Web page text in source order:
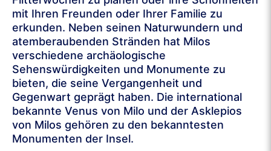
mit Ihren Freunden oder Ihrer Familie zu
erkunden. Neben seinen Naturwundern und
atemberaubenden Stränden hat Milos
verschiedene archäologische
Sehenswürdigkeiten und Monumente zu
bieten, die seine Vergangenheit und
Gegenwart geprägt haben. Die international
bekannte Venus von Milo und der Asklepios
von Milos gehören zu den bekanntesten
Monumenten der Insel.